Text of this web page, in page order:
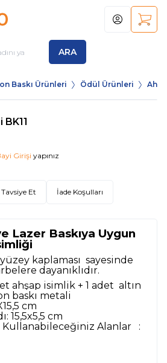
ARA
Hesabım
Baskı Ürünleri Ödül Ürünleri
Girişi yapınız
Tavsiye Et İade Koşulları
Lazer Baskıya Uygun
kaplaması sayesinde
dayanıklıdır.
ahşap isimlik + 1 adet altın
baskı metali
cm
15,5x5,5 cm
Alanlar :